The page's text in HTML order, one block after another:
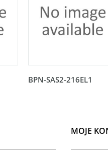
BPN-SAS2-216EL1
MOJE